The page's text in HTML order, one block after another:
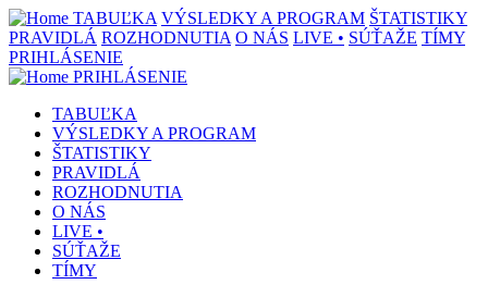
TABUĽKA VÝSLEDKY A PROGRAM ŠTATISTIKY
PRAVIDLÁ ROZHODNUTIA O NÁS LIVE • SÚŤAŽE TÍMY
PRIHLÁSENIE
PRIHLÁSENIE
TABUĽKA
VÝSLEDKY A PROGRAM
ŠTATISTIKY
PRAVIDLÁ
ROZHODNUTIA
O NÁS
LIVE •
SÚŤAŽE
TÍMY